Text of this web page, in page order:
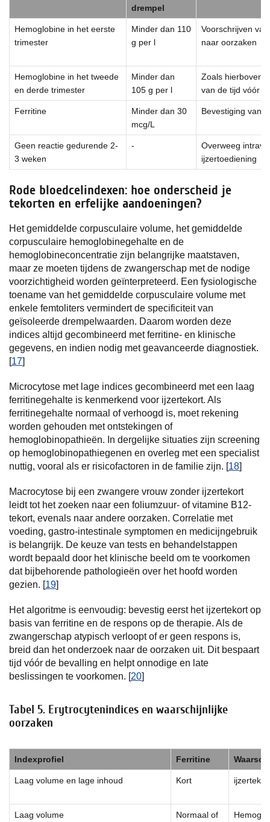
drempel
Hemoglobine in het eerste
trimester
Minder dan 110
g per l
Voorschrijven
naar oorzaken
Hemoglobine in het tweede
en derde trimester
Minder dan
105 g per l
Zoals hierboven,
van de tijd vóór
Ferritine
Minder dan 30
mcg/L
Bevestiging van
Geen reactie gedurende 2-
3 weken
-
Overweeg
ijzertoediening
Rode bloedcelindexen: hoe onderscheid je
tekorten en erfelijke aandoeningen?
Het gemiddelde corpusculaire volume, het gemiddelde
corpusculaire hemoglobinegehalte en de
hemoglobineconcentratie zijn belangrijke maatstaven,
maar ze moeten tijdens de zwangerschap met de nodige
voorzichtigheid worden geïnterpreteerd. Een fysiologische
toename van het gemiddelde corpusculaire volume met
enkele femtoliters vermindert de specificiteit van
geïsoleerde drempelwaarden. Daarom worden deze
indices altijd gecombineerd met ferritine- en klinische
gegevens, en indien nodig met geavanceerde diagnostiek.
[17]
Microcytose met lage indices gecombineerd met een laag
ferritinegehalte is kenmerkend voor ijzertekort. Als
ferritinegehalte normaal of verhoogd is, moet rekening
worden gehouden met ontstekingen of
hemoglobinopathieën. In dergelijke situaties zijn screening
op hemoglobinopathiegenen en overleg met een specialist
nuttig, vooral als er risicofactoren in de familie zijn. [18]
Macrocytose bij een zwangere vrouw zonder ijzertekort
leidt tot het zoeken naar een foliumzuur- of vitamine B12-
tekort, evenals naar andere oorzaken. Correlatie met
voeding, gastro-intestinale symptomen en medicijngebruik
is belangrijk. De keuze van tests en behandelstappen
wordt bepaald door het klinische beeld om te voorkomen
dat bijbehorende pathologieën over het hoofd worden
gezien. [19]
Het algoritme is eenvoudig: bevestig eerst het ijzertekort op
basis van ferritine en de respons op de therapie. Als de
zwangerschap atypisch verloopt of er geen respons is,
breid dan het onderzoek naar de oorzaken uit. Dit bespaart
tijd vóór de bevalling en helpt onnodige en late
beslissingen te voorkomen. [20]
Tabel 5. Erytrocytenindices en waarschijnlijke
oorzaken
Indexprofiel Ferritine
Laag volume en lage inhoud Kort
Laag volume Normaal of